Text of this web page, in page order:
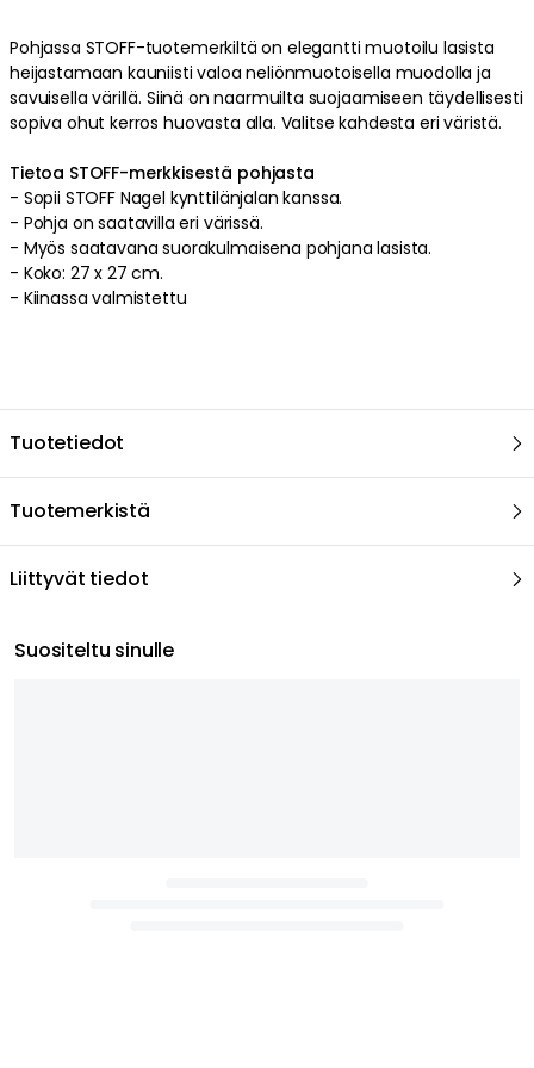
STOFF NAGEL
Nagel Kynttilänjalka, Matt Black
STOFF NAGEL
Nagel Kynttilänjalka, Messinki
56.00 €
Pohjassa STOFF-tuotemerkiltä on elegantti muotoilu lasista
heijastamaan kauniisti valoa neliönmuotoisella muodolla ja
savuisella värillä. Siinä onnaarmuilta suojaamiseen täydellisesti
sopiva ohut kerros huovasta alla. Valitse kahdesta eri väristä.
Tietoa STOFF-merkkisestä pohjasta
- Sopii STOFF Nagel kynttilänjalan kanssa.
- Pohja on saatavilla eri värissä.
- Myös saatavana suorakulmaisena pohjana lasista.
- Koko: 27 x 27 cm.
- Kiinassa valmistettu
Tuotetiedot
Tuotemerkistä
Liittyvät tiedot
Suositeltu sinulle